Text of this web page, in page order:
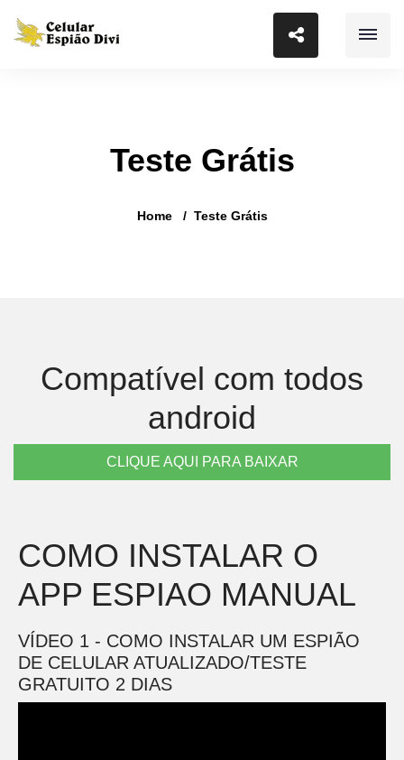
Teste Grátis
Home Teste Grátis
Compatível com todos
android
CLIQUE AQUI PARA BAIXAR
COMO INSTALAR O
APP ESPIAO MANUAL
VÍDEO 1 - COMO INSTALAR UM ESPIÃO
DE CELULAR ATUALIZADO/TESTE
GRATUITO 2 DIAS